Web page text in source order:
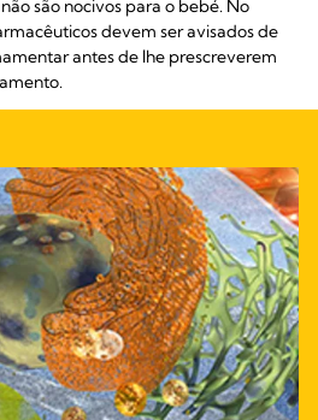
são nocivos para o bebé. No
devem ser avisados de
antes de lhe prescreverem